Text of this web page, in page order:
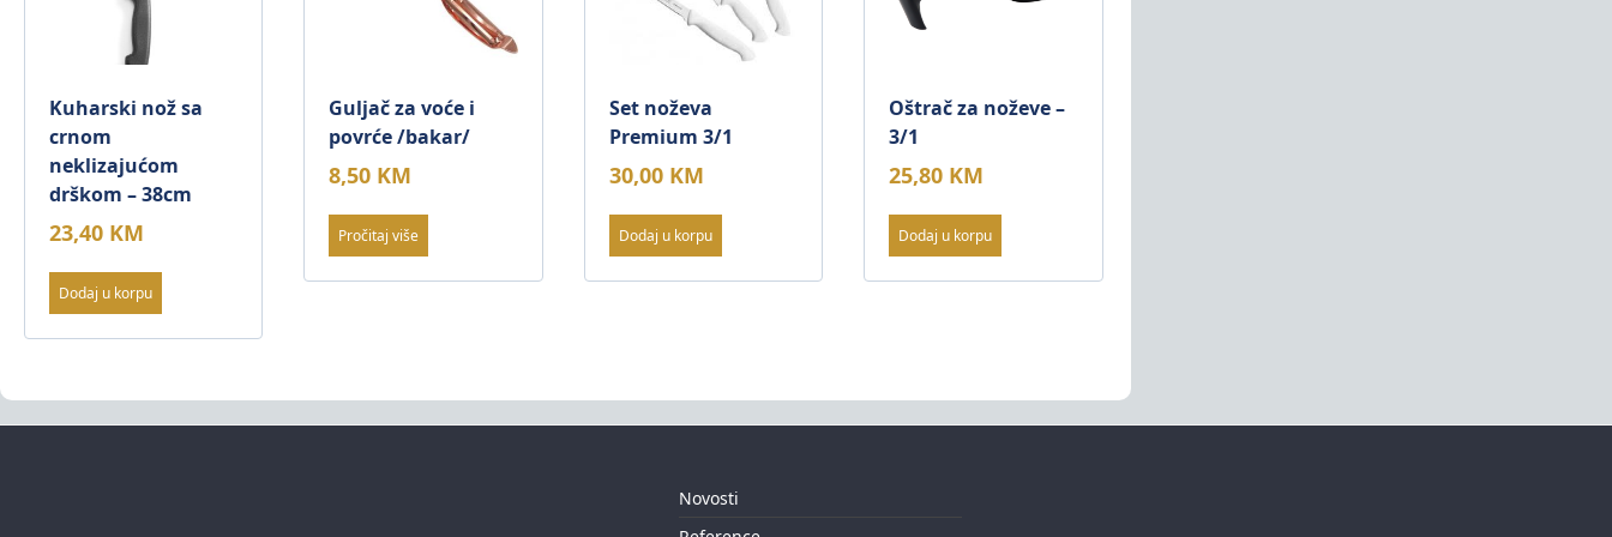
Kuharski nož sa
crnom
neklizajućom
drškom – 38cm
23,40 KM
Dodaj u korpu
Guljač za voće i
povrće /bakar/
8,50 KM
Pročitaj više
Set noževa
Premium 3/1
30,00 KM
Dodaj u korpu
Oštrač za noževe –
3/1
25,80 KM
Dodaj u korpu
Novosti